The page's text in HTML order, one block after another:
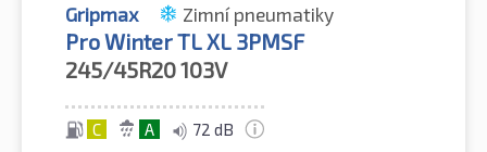
Gripmax Zimní pneumatiky
Pro Winter TL XL 3PMSF
245/45R20103V
C A 72 dB